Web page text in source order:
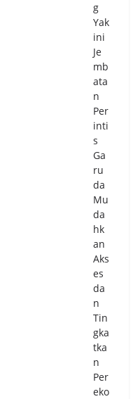
g
Yak
ini
Je
mb
ata
n
Per
inti
s
Ga
ru
da
Mu
da
hk
an
Aks
es
da
n
Tin
gka
tka
n
Per
eko